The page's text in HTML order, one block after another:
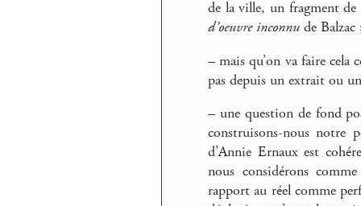
de la ville, un fragment
d’oeuvre inconnu de Balzac
– mais qu’on va faire
pas depuis un extrait ou
– une question de fond
construisons-nous notre
d’Annie Ernaux est
nous considérons
rapport au réel comme